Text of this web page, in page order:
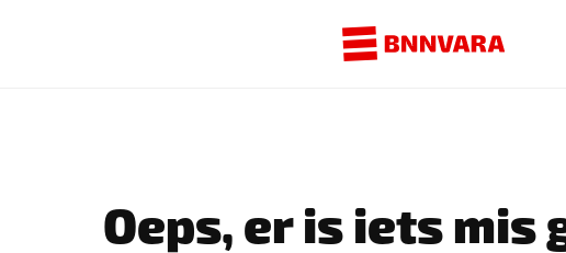
Oeps, er is iets mis